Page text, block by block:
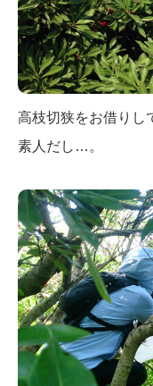
高枝切狭をお借りし
素人だし…。